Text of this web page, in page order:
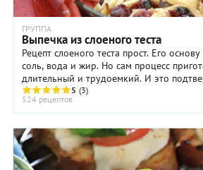
ГРУППА
Выпечка из слоеного теста
Рецепт слоеного теста прост. Его
соль, вода и жир. Но сам процесс
длительный и трудоемкий. И это
который хоть раз пробовал ...
5 (3)
524 рецептов